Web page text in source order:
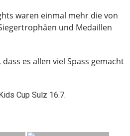
waren einmal mehr die von
und Medaillen
es allen viel Spass gemacht
Cup Sulz 16.7.